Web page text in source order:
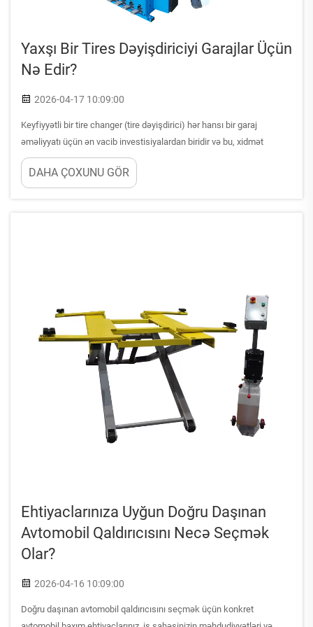
Yaxşı Bir Tires Dəyişdiriciyi Garajlar Üçün
Nə Edir?
2026-04-17 10:09:00
Keyfiyyətli bir tire changer (tire dəyişdirici) hər hansı bir garaj
əməliyyatı üçün ən vacib investisiyalardan biridir və bu, xidmət
səmərəliliyini, müştəri memnuniyyətini və uzunmüddətli mənfəət
qazanmanı birbaşa təsir edir. Doğru tire changer (tire dəyişdirici)
DAHA ÇOXUNU GÖR
Ehtiyaclarınıza Uyğun Doğru Daşınan
Avtomobil Qaldırıcısını Necə Seçmək
Olar?
2026-04-16 10:09:00
Doğru daşınan avtomobil qaldırıcısını seçmək üçün konkret